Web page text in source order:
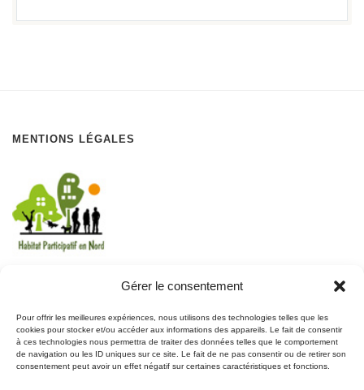
Gérer le consentement
Pour offrir les meilleures expériences, nous utilisons des technologies telles que les
cookies pour stocker et/ou accéder aux informations des appareils. Le fait de consentir
à ces technologies nous permettra de traiter des données telles que le comportement
de navigation ou les ID uniques sur ce site. Le fait de ne pas consentir ou de retirer son
consentement peut avoir un effet négatif sur certaines caractéristiques et fonctions.
MENTIONS LÉGALES
REJOIGNEZ-NOUS
SUR FACEBOOK